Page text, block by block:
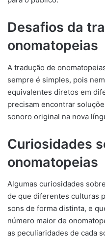
Desafios da
onomatopeias
A tradução de
sempre é simples, pois
equivalentes diretos em
precisam encontrar
sonoro original na nova
Curiosidades
onomatopeias
Algumas curiosidades
de que diferentes culturas
sons de forma distinta, e
número maior de
as peculiaridades de cada